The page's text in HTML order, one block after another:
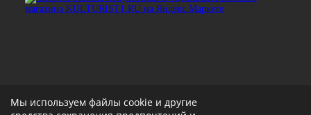
Мы используем файлы cookie и другие